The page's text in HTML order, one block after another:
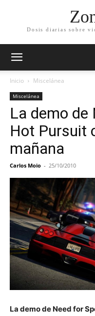
Dosis diarias sobre
Inicio Miscelánea
Miscelánea
La demo de
Hot Pursuit
mañana
Carlos Moio - 25/10/2010
La demo de Need for